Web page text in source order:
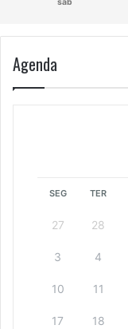
Agenda
SEG TER
27 28
3 4
10 11
17 18